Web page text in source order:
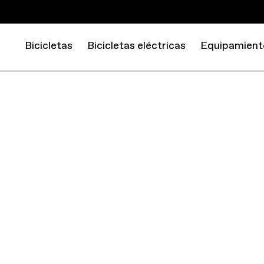
Bicicletas Bicicletas eléctricas